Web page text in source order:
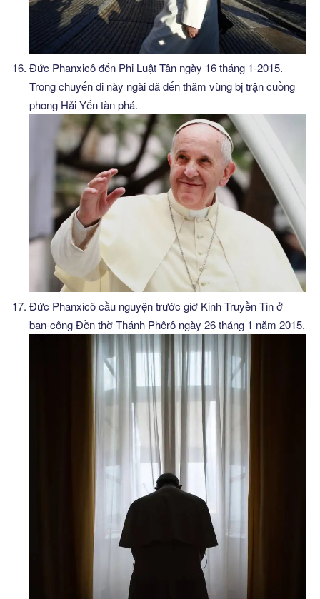
Đức Phanxicô đến Phi Luật Tân ngày 16 tháng 1-2015.
Trong chuyến đi này ngài đã đến thăm vùng bị trận cuồng
phong Hải Yến tàn phá.
Đức Phanxicô cầu nguyện trước giờ Kinh Truyền Tin ở
ban-công Đền thờ Thánh Phêrô ngày 26 tháng 1 năm 2015.